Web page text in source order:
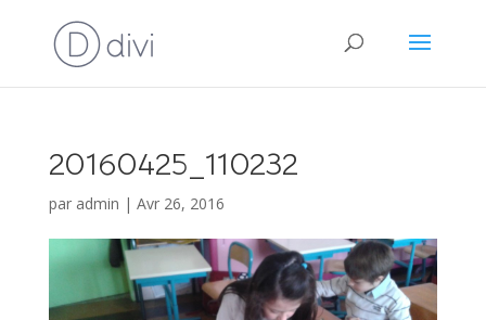
20160425_110232
par admin | Avr 26, 2016